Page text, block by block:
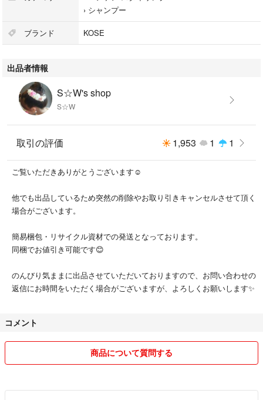
› シャンプー
ブランド KOSE
出品者情報
S☆W's shop
S☆W
取引の評価 1,953 1 1
ご覧いただきありがとうございます☺️
他でも出品しているため突然の削除やお取り引きキャンセルさせて頂く
場合がございます。
簡易梱包・リサイクル資材での発送となっております。
同梱でお値引き可能です😊
のんびり気ままに出品させていただいておりますので、お問い合わせの
返信にお時間をいただく場合がございますが、よろしくお願いします✨
コメント
商品について質問する